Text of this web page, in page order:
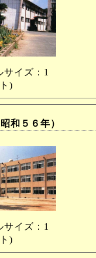
イズ：1
)
和５６年）
イズ：1
)